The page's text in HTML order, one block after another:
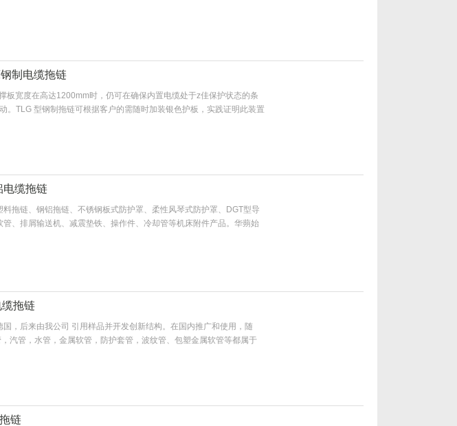
制电缆拖链
板宽度在高达1200mm时，仍可在确保内置电缆处于z佳保护状态的条
。TLG 型钢制拖链可根据客户的需随时加装银色护板，实践证明此装置
电缆拖链
拖链、钢铝拖链、不锈钢板式防护罩、柔性风琴式防护罩、DGT型导
管、排屑输送机、减震垫铁、操作件、冷却管等机床附件产品。华蒴始
拖链
，后来由我公司 引用样品并开发创新结构。在国内推广和使用，随
汽管，水管，金属软管，防护套管，波纹管、包塑金属软管等都属于
链